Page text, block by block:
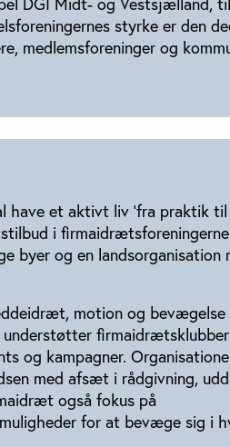
styrke er den
medlemsforeninger og
et aktivt liv ’fra praktik til
i
byer og en landsorganisation
motion og bevægelse
og kampagner.
med afsæt i rådgivning,
også fokus på
for at bevæge sig i